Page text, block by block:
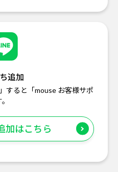
追加
すると「mouse お客様サポ
加はこちら